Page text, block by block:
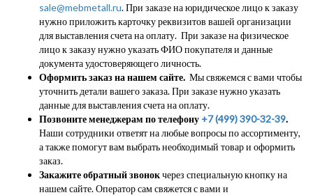
sale@mebmetall.ru. При заказе на юридическое лицо к заказу
нужно приложить карточку реквизитов вашей организации
для выставления счета на оплату. При заказе на физическое
лицо к заказу нужно указать ФИО покупателя и данные
документа удостоверяющего личность.
Оформить заказ на нашем сайте. Мы свяжемся с вами чтобы
уточнить детали вашего заказа. При заказе нужно указать
данные для выставления счета на оплату.
Позвоните менеджерам по телефону +7 (499) 390-32-39.
Наши сотрудники ответят на любые вопросы по ассортименту,
а также помогут вам выбрать необходимый товар и оформить
заказ.
Закажите обратный звонокчерез специальную кнопку на
нашем сайте. Оператор сам свяжется с вами и